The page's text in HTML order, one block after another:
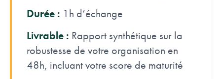
Durée : 1h d’échange
Livrable : Rapport synthétique sur la
robustesse de votre organisation en
48h, incluant votre score de maturité